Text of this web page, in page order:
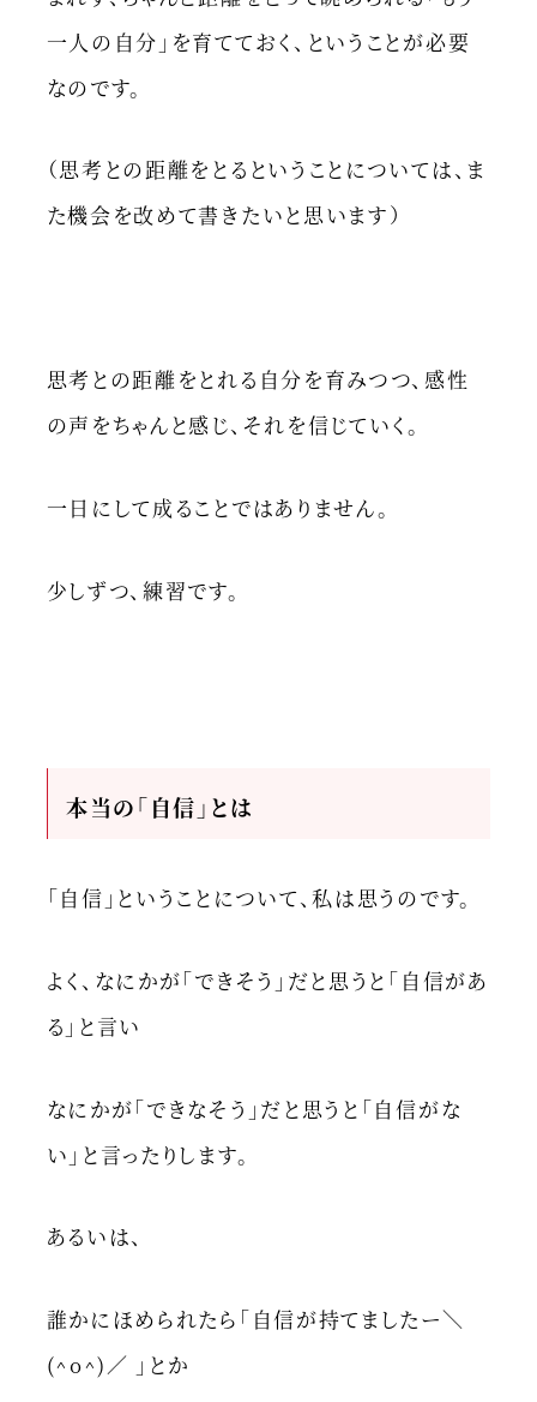
一人の自分」を育てておく、ということが必要
なのです。
（思考との距離をとるということについては、ま
た機会を改めて書きたいと思います）
思考との距離をとれる自分を育みつつ、感性
の声をちゃんと感じ、それを信じていく。
一日にして成ることではありません。
少しずつ、練習です。
本当の「自信」とは
「自信」ということについて、私は思うのです。
よく、なにかが「できそう」だと思うと「自信があ
る」と言い
なにかが「できなそう」だと思うと「自信がな
い」と言ったりします。
あるいは、
誰かにほめられたら「自信が持てましたー＼
(^o^)／ 」とか